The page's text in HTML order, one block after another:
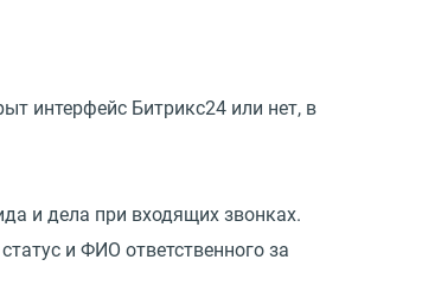
интерфейс Битрикс24 или нет, в
и дела при входящих звонках.
и ФИО ответственного за